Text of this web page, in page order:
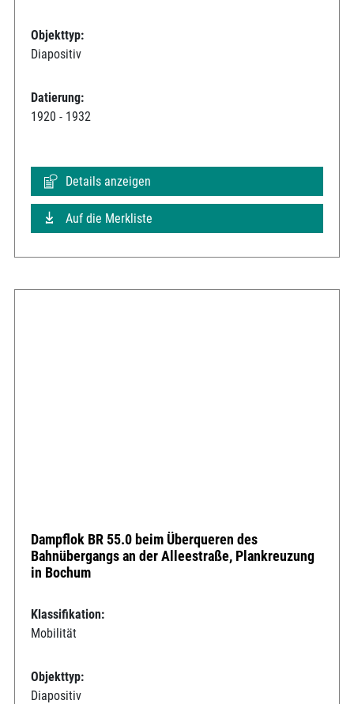
Objekttyp:
Diapositiv
Datierung:
1920 - 1932
Details anzeigen
Auf die Merkliste
Dampflok BR 55.0 beim Überqueren des
Bahnübergangs an der Alleestraße, Plankreuzung
in Bochum
Klassifikation:
Mobilität
Objekttyp:
Diapositiv